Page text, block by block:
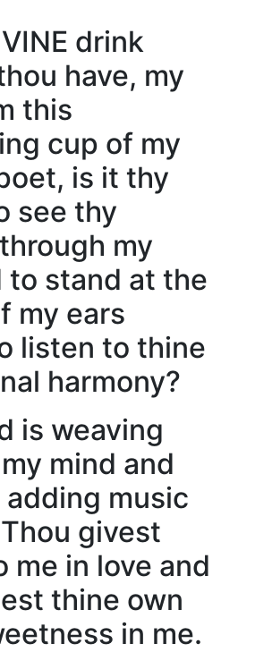
drink
have, my
this
cup of my
is it thy
see thy
my
to stand at the
my ears
listen to thine
harmony?
is weaving
mind and
music
givest
me in love and
thine own
in me.